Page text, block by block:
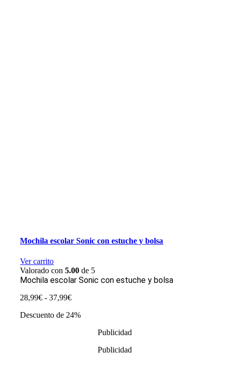
Mochila escolar Sonic con estuche y bolsa
Ver carrito
Valorado con5.00 de 5
Mochila escolar Sonic con estuche y bolsa
28,99€ - 37,99€Rango
precios:
Descuento de 24%
Publicidad
Publicidad